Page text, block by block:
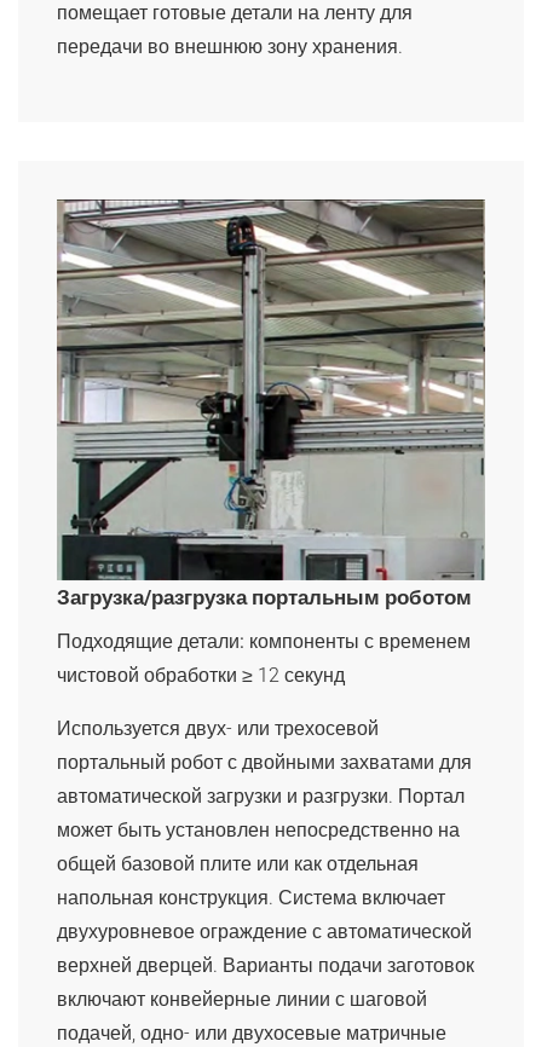
помещает готовые детали на ленту для
передачи во внешнюю зону хранения.
Загрузка/разгрузка портальным роботом
Подходящие детали: компоненты с временем
чистовой обработки ≥ 12 секунд
Используется двух- или трехосевой
портальный робот с двойными захватами для
автоматической загрузки и разгрузки. Портал
может быть установлен непосредственно на
общей базовой плите или как отдельная
напольная конструкция. Система включает
двухуровневое ограждение с автоматической
верхней дверцей. Варианты подачи заготовок
включают конвейерные линии с шаговой
подачей, одно- или двухосевые матричные